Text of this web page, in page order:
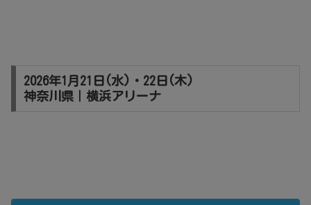
2026年1月21日(水)・22日(木)
神奈川県｜横浜アリーナ